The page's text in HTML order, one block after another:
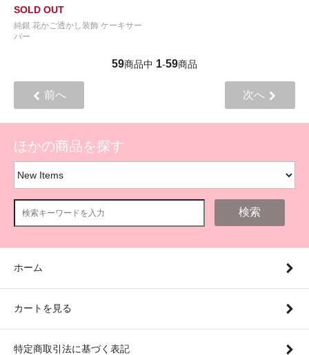
SOLD OUT
純銀 花かご透かし装飾 ケーキサー
バー
59商品中 1-59商品
前へ 次へ
ほかの商品を探す
検索
ホーム
カートを見る
特定商取引法に基づく表記